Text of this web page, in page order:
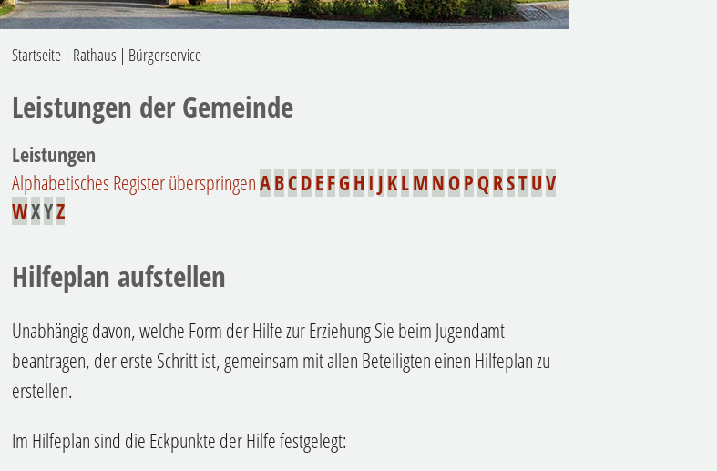
Startseite | Rathaus | Bürgerservice
Leistungen der Gemeinde
Leistungen
Alphabetisches Register überspringenABCDEFGH I JKLMNOPQRSTUV
WXYZ
Hilfeplan aufstellen
Unabhängig davon, welche Form der Hilfe zur Erziehung Sie beim Jugendamt
beantragen, der erste Schritt ist, gemeinsam mit allen Beteiligten einen Hilfeplan zu
erstellen.
Im Hilfeplan sind die Eckpunkte der Hilfe festgelegt: